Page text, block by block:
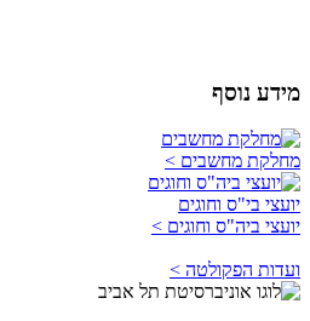
מידע נוסף
מחלקת מחשבים >
יועצי בי"ס וחוגים
יועצי ביה"ס וחוגים >
ועדות הפקולטה >